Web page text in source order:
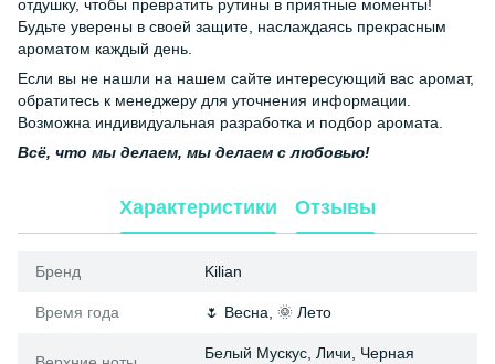
отдушку, чтобы превратить рутины в приятные моменты!
Будьте уверены в своей защите, наслаждаясь прекрасным
ароматом каждый день.
Если вы не нашли на нашем сайте интересующий вас аромат,
обратитесь к менеджеру для уточнения информации.
Возможна индивидуальная разработка и подбор аромата.
Всё, что мы делаем, мы делаем с любовью!
Характеристики Отзывы
Бренд Kilian
Время года 🌷 Весна, 🌞 Лето
Белый Мускус, Личи, Черная